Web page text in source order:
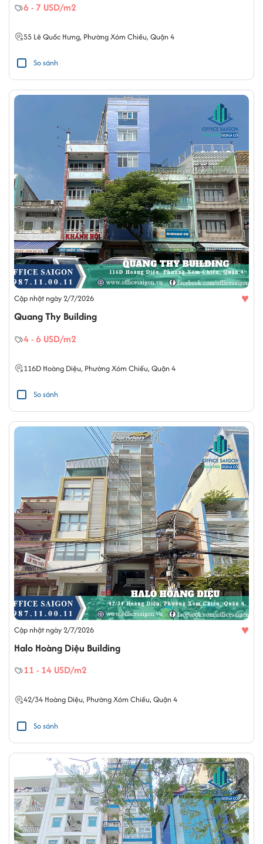
6 - 7 USD/m2
55 Lê Quốc Hưng, Phường Xóm Chiếu, Quận 4
So sánh
Cập nhật ngày 2/7/2026 ♥
Quang Thy Building
4 - 6 USD/m2
116D Hoàng Diệu, Phường Xóm Chiếu, Quận 4
So sánh
Cập nhật ngày 2/7/2026 ♥
Halo Hoàng Diệu Building
11 - 14 USD/m2
42/34 Hoàng Diệu, Phường Xóm Chiếu, Quận 4
So sánh